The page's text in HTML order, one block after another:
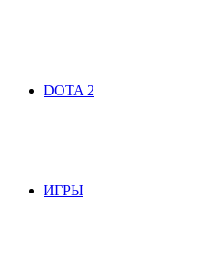
DOTA 2
ИГРЫ